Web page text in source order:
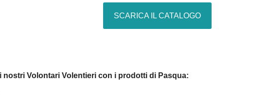
SCARICA IL CATALOGO
nostri Volontari Volentieri con i prodotti di Pasqua: